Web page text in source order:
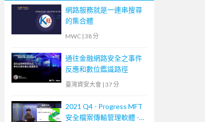
網路服務就是一連串搜尋
的集合體
MWC | 38 分
通往金融網路安全之事件
反應和數位鑑識路徑
臺灣資安大會 | 37 分
2021 Q4 - Progress MFT
安全檔案傳輸管理軟體 -